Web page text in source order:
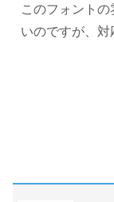
このフォント
いのですが、対